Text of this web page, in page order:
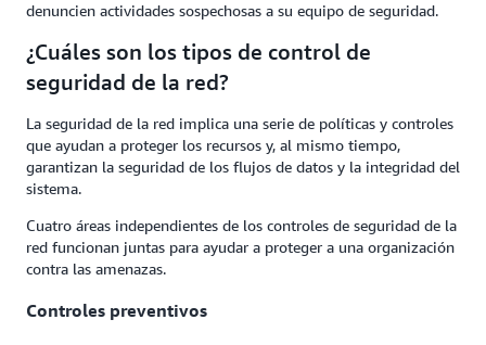
denuncien actividades sospechosas a su equipo de seguridad.
¿Cuáles son los tipos de control de
seguridad de la red?
La seguridad de la red implica una serie de políticas y controles
que ayudan a proteger los recursos y, al mismo tiempo,
garantizan la seguridad de los flujos de datos y la integridad del
sistema.
Cuatro áreas independientes de los controles de seguridad de la
red funcionan juntas para ayudar a proteger a una organización
contra las amenazas.
Controles preventivos